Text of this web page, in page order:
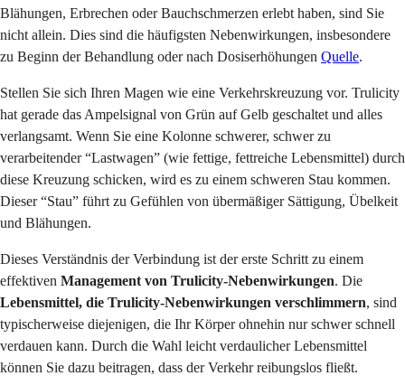
Blähungen, Erbrechen oder Bauchschmerzen erlebt haben, sind Sie
nicht allein. Dies sind die häufigsten Nebenwirkungen, insbesondere
zu Beginn der Behandlung oder nach Dosiserhöhungen Quelle.
Stellen Sie sich Ihren Magen wie eine Verkehrskreuzung vor. Trulicity
hat gerade das Ampelsignal von Grün auf Gelb geschaltet und alles
verlangsamt. Wenn Sie eine Kolonne schwerer, schwer zu
verarbeitender “Lastwagen” (wie fettige, fettreiche Lebensmittel) durch
diese Kreuzung schicken, wird es zu einem schweren Stau kommen.
Dieser “Stau” führt zu Gefühlen von übermäßiger Sättigung, Übelkeit
und Blähungen.
Dieses Verständnis der Verbindung ist der erste Schritt zu einem
effektiven Management von Trulicity-Nebenwirkungen. Die
Lebensmittel, die Trulicity-Nebenwirkungen verschlimmern, sind
typischerweise diejenigen, die Ihr Körper ohnehin nur schwer schnell
verdauen kann. Durch die Wahl leicht verdaulicher Lebensmittel
können Sie dazu beitragen, dass der Verkehr reibungslos fließt.